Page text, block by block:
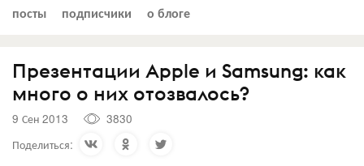
посты подписчики о блоге
Презентации Apple и Samsung: как
много о них отозвалось?
9 Сен 2013
3830
Поделиться: